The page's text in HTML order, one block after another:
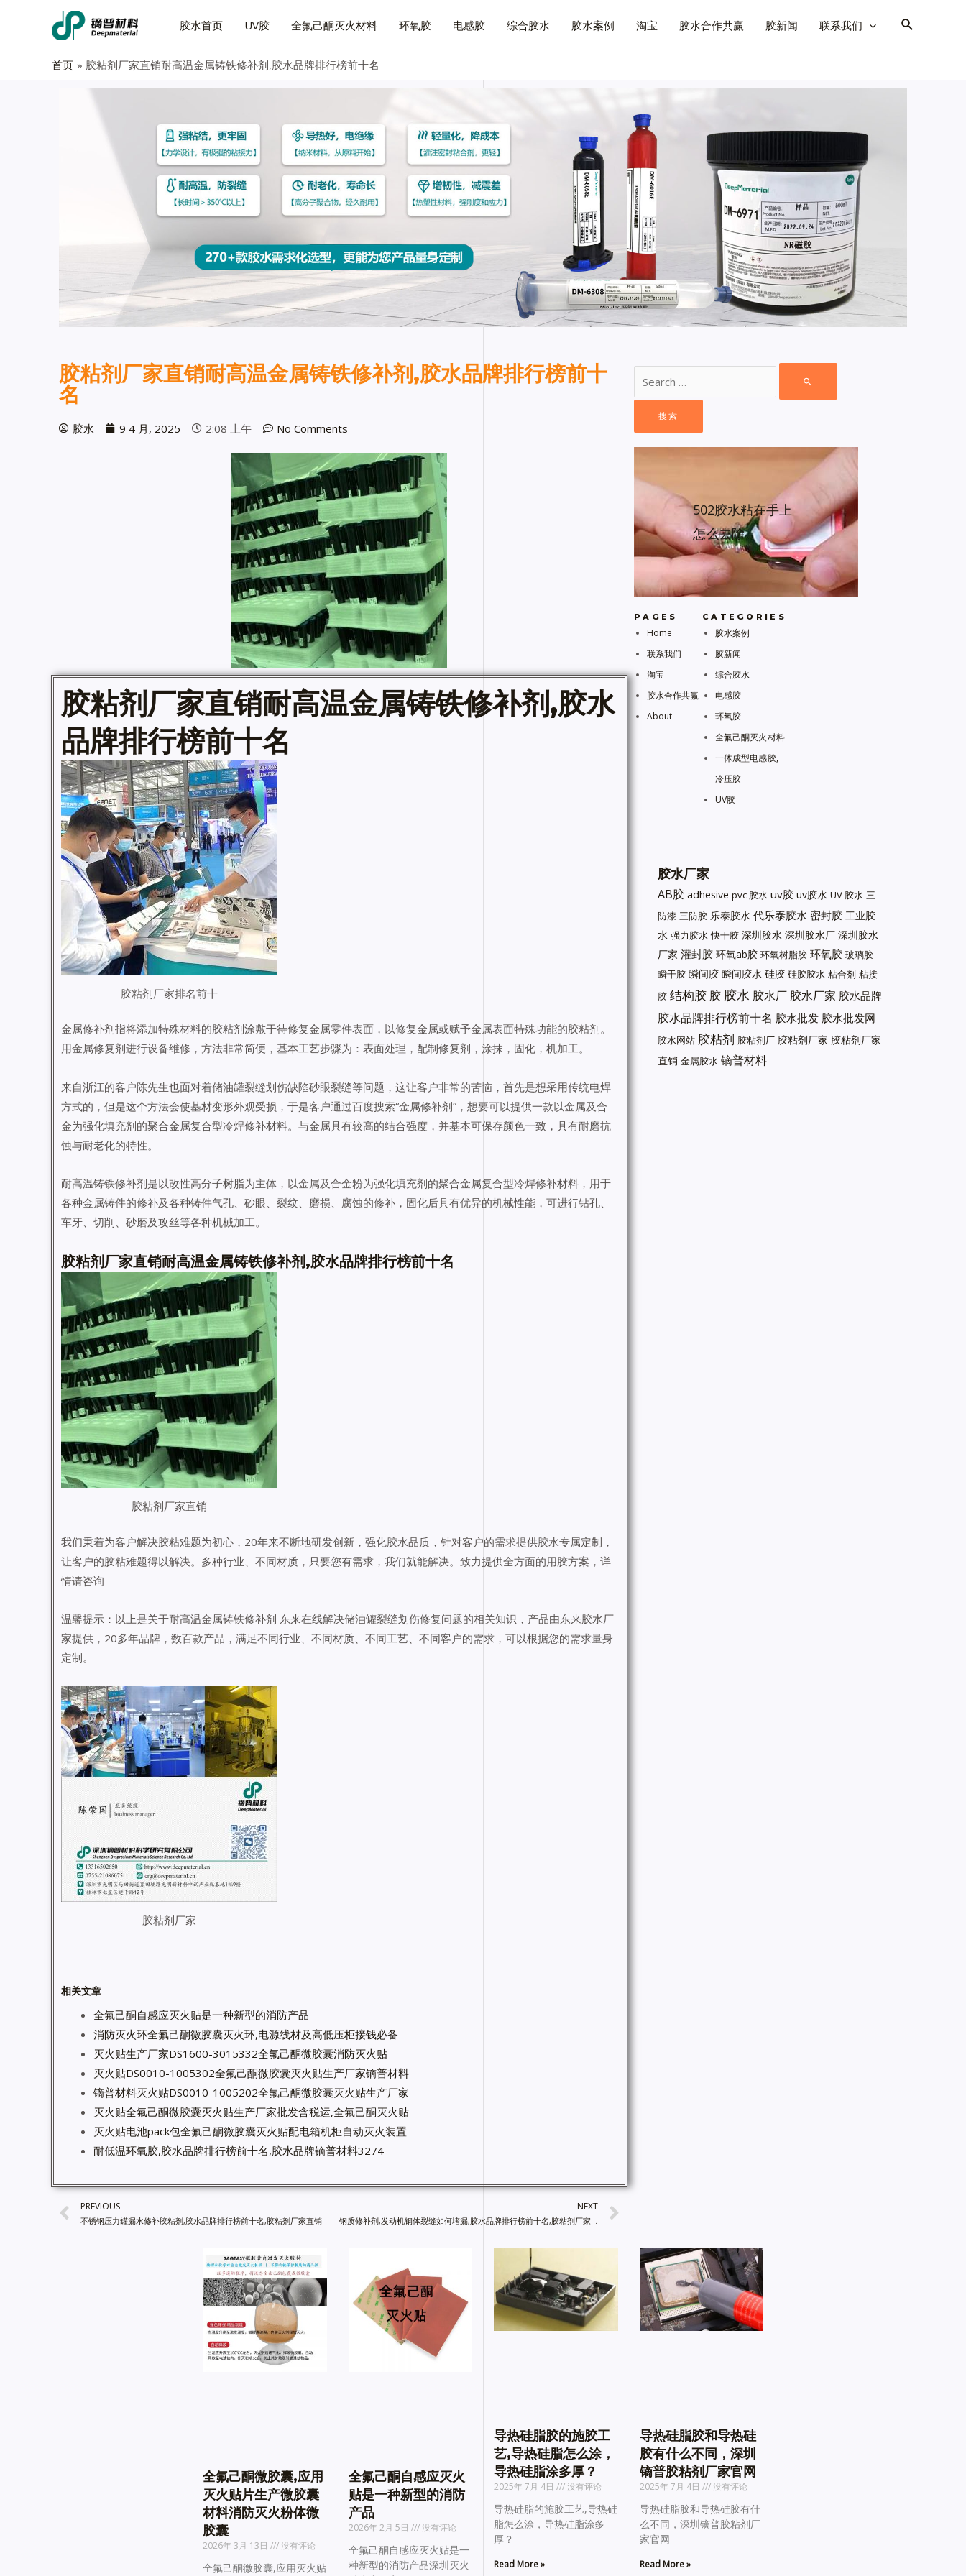
胶水首页 UV胶 全氟己酮灭火材料 环氧胶 电感胶 综合胶水 胶水案例 淘宝 胶水合作共赢 胶新闻 联系我们
首页 胶粘剂厂家直销耐高温金属铸铁修补剂,胶水品牌排行榜前十名
胶粘剂厂家直销耐高温金属铸铁修补剂,胶水品牌排行榜前十
名
胶水 9 4 月, 2025 2:08 上午 No Comments
胶粘剂厂家直销耐高温金属铸铁修补剂,胶水
品牌排行榜前十名
胶粘剂厂家排名前十
金属修补剂指将添加特殊材料的胶粘剂涂敷于待修复金属零件表面，以修复金属或赋予金属表面特殊功能的胶粘剂。
用金属修复剂进行设备维修，方法非常简便，基本工艺步骤为：表面处理，配制修复剂，涂抹，固化，机加工。
来自浙江的客户陈先生也面对着储油罐裂缝划伤缺陷砂眼裂缝等问题，这让客户非常的苦恼，首先是想采用传统电焊
方式的，但是这个方法会使基材变形外观受损，于是客户通过百度搜索“金属修补剂”，想要可以提供一款以金属及合
金为强化填充剂的聚合金属复合型冷焊修补材料。与金属具有较高的结合强度，并基本可保存颜色一致，具有耐磨抗
蚀与耐老化的特性。
耐高温铸铁修补剂是以改性高分子树脂为主体，以金属及合金粉为强化填充剂的聚合金属复合型冷焊修补材料，用于
各种金属铸件的修补及各种铸件气孔、砂眼、裂纹、磨损、腐蚀的修补，固化后具有优异的机械性能，可进行钻孔、
车牙、切削、砂磨及攻丝等各种机械加工。
胶粘剂厂家直销耐高温金属铸铁修补剂,胶水品牌排行榜前十名
胶粘剂厂家直销
我们秉着为客户解决胶粘难题为初心，20年来不断地研发创新，强化胶水品质，针对客户的需求提供胶水专属定制，
让客户的胶粘难题得以解决。多种行业、不同材质，只要您有需求，我们就能解决。致力提供全方面的用胶方案，详
情请咨询
温馨提示：以上是关于耐高温金属铸铁修补剂 东来在线解决储油罐裂缝划伤修复问题的相关知识，产品由东来胶水厂
家提供，20多年品牌，数百款产品，满足不同行业、不同材质、不同工艺、不同客户的需求，可以根据您的需求量身
定制。
胶粘剂厂家
相关文章
全氟己酮自感应灭火贴是一种新型的消防产品
消防灭火环全氟己酮微胶囊灭火环,电源线材及高低压柜接钱必备
灭火贴生产厂家DS1600-3015332全氟己酮微胶囊消防灭火贴
灭火贴DS0010-1005302全氟己酮微胶囊灭火贴生产厂家镝普材料
镝普材料灭火贴DS0010-1005202全氟己酮微胶囊灭火贴生产厂家
灭火贴全氟己酮微胶囊灭火贴生产厂家批发含税运,全氟己酮灭火贴
灭火贴电池pack包全氟己酮微胶囊灭火贴配电箱机柜自动灭火装置
耐低温环氧胶,胶水品牌排行榜前十名,胶水品牌镝普材料3274
PREVIOUS
不锈钢压力罐漏水修补胶粘剂,胶水品牌排行榜前十名,胶粘剂厂家直销
NEXT
502胶水粘在手上
怎么去除
PAGES
Home
联系我们
淘宝
胶水合作共赢
About
CATEGORIES
胶水案例
胶新闻
综合胶水
电感胶
环氧胶
全氟己酮灭火材料
一体成型电感胶,
冷压胶
UV胶
胶水厂家
AB胶 adhesive pvc 胶水 uv胶 uv胶水 UV 胶水 三
防漆 三防胶 乐泰胶水 代乐泰胶水 密封胶 工业胶
水 强力胶水 快干胶 深圳胶水 深圳胶水厂 深圳胶水
厂家 灌封胶 环氧ab胶 环氧树脂胶 环氧胶 玻璃胶
瞬干胶 瞬间胶 瞬间胶水 硅胶 硅胶胶水 粘合剂 粘接
胶 结构胶 胶 胶水 胶水厂 胶水厂家 胶水品牌
胶水品牌排行榜前十名 胶水批发 胶水批发网
胶水网站 胶粘剂 胶粘剂厂 胶粘剂厂家 胶粘剂厂家
直销 金属胶水 镝普材料
全氟己酮微胶囊,应用
灭火贴片生产微胶囊
材料消防灭火粉体微
胶囊
2026年 3月 13日 没有评论
全氟己酮微胶囊,应用灭火贴
全氟己酮自感应灭火
贴是一种新型的消防
产品
2026年 2月 5日 没有评论
全氟己酮自感应灭火贴是一
种新型的消防产品深圳灭火
导热硅脂胶的施胶工
艺,导热硅脂怎么涂，
导热硅脂涂多厚？
2025年 7月 4日 没有评论
导热硅脂的施胶工艺,导热硅
脂怎么涂，导热硅脂涂多
厚？
Read More »
导热硅脂胶和导热硅
胶有什么不同，深圳
镝普胶粘剂厂家官网
2025年 7月 4日 没有评论
导热硅脂胶和导热硅胶有什
么不同，深圳镝普胶粘剂厂
家官网
Read More »